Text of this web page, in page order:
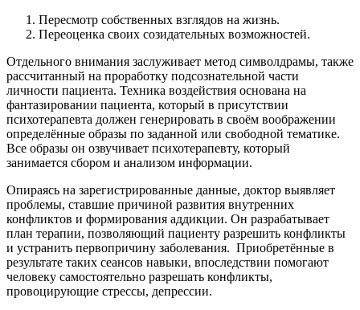
Пересмотр собственных взглядов на жизнь.
Переоценка своих созидательных возможностей.
Отдельного внимания заслуживает метод символдрамы, также
рассчитанный на проработку подсознательной части
личности пациента. Техника воздействия основана на
фантазировании пациента, который в присутствии
психотерапевта должен генерировать в своём воображении
определённые образы по заданной или свободной тематике.
Все образы он озвучивает психотерапевту, который
занимается сбором и анализом информации.
Опираясь на зарегистрированные данные, доктор выявляет
проблемы, ставшие причиной развития внутренних
конфликтов и формирования аддикции. Он разрабатывает
план терапии, позволяющий пациенту разрешить конфликты
и устранить первопричину заболевания. Приобретённые в
результате таких сеансов навыки, впоследствии помогают
человеку самостоятельно разрешать конфликты,
провоцирующие стрессы, депрессии.